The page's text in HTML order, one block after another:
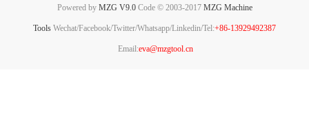
Powered by MZG V9.0Code © 2003-2017 MZG Machine
Tools Wechat/Facebook/Twitter/Whatsapp/Linkedin/Tel:+86-13929492387
Email:eva@mzgtool.cn